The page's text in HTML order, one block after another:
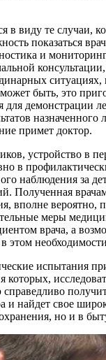
виду те случаи,
показаться
и
ситуациях,
быть, это
для демонстрации
назначенного
примет доктор.
устройство в
в
наблюдения за
Полученная
вполне вероятно,
меры
врача, а
этом
испытания
которых,
справедливо
и найдет свое
но и в